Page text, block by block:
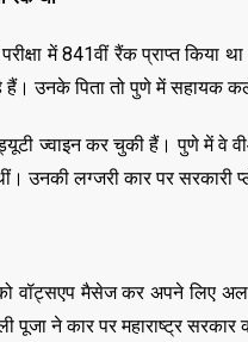
में 841वीं रैंक प्राप्त किया
हैं। उनके पिता तो पुणे में सहायक
ज्वाइन कर चुकी हैं। पुणे में वे
उनकी लग्जरी कार पर सरकारी
वॉट्सएप मैसेज कर अपने लिए
ने कार पर महाराष्ट्र सरकार